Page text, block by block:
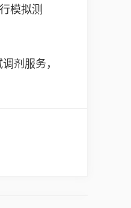
模拟测
剂服务，